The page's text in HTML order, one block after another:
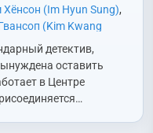
(Im Hyun Sung),
(Kim Kwang
Мингён (Kim Min Kyung
Ли Джонмин (Lee
(Lee Sung Kyung)
So Eun)
Пэ Юрам (Bae
Хиджон (So Hee Jung)
Дониль (Sung Dong Il),
детектив,
оставить
в Центре